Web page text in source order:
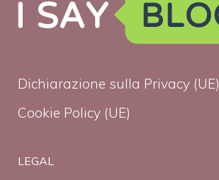
Dichiarazione sulla Privacy (UE)
Cookie Policy (UE)
LEGAL